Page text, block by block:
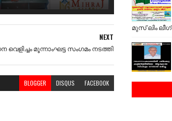
NEXT
വെളിച്ചം മൂന്നാംഘട്ട സംഗമം നടത്തി
BLOGGER DISQUS FACEBOOK
മുസ് ലിം ലീഗ്